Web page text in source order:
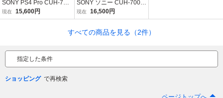
SONY PS4 Pro CUH-7100B ブラック 本体 動作確認済 初期化済 1TB PlayStation4 PS4Pro
現在 15,600円
SONY ソニー CUH-7000B PlayStation4 Pro PS4 プレイステーション4 プロ 1TB ゲーム機 本体 H14
現在 16,500円
すべての商品を見る（2件）
指定した条件
ショッピング